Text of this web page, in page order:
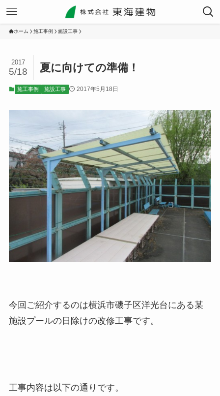
ホーム 施工事例 施設工事
夏に向けての準備！
2017
5/18
施工事例 施設工事 2017年5月18日
今回ご紹介するのは横浜市磯子区洋光台にある某
施設プールの日除けの改修工事です。
工事内容は以下の通りです。